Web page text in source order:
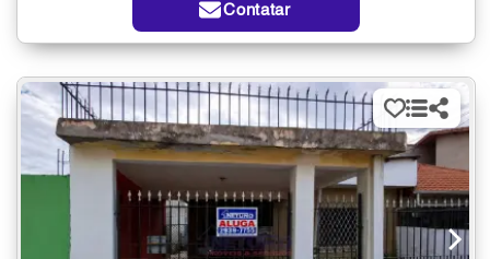
Contatar